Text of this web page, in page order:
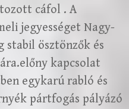
cáfol . A
jegyességet Nagy-
stabil ösztönzők és
kapcsolat
egykarú rabló és
pártfogás pályázó